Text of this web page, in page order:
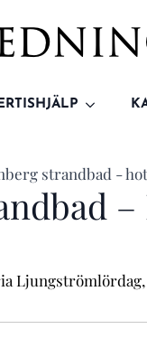
Ljungströmlördag,